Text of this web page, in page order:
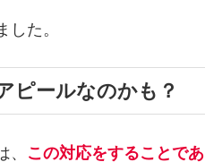
た。
ピールなのかも？
この対応をすることであ